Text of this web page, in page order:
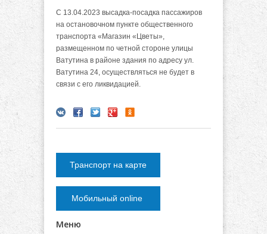
С 13.04.2023 высадка-посадка пассажиров
на остановочном пункте общественного
транспорта «Магазин «Цветы»,
размещенном по четной стороне улицы
Ватутина в районе здания по адресу ул.
Ватутина 24, осуществляться не будет в
связи с его ликвидацией.
Транспорт на карте
Мобильный online
Меню